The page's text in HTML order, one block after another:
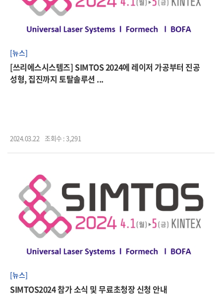
[뉴스]
[쓰리에스시스템즈] SIMTOS 2024에 레이저 가공부터 진공
성형, 집진까지 토탈솔루션 ...
2024.03.22 조회수 : 3,291
[뉴스]
SIMTOS2024 참가 소식 및 무료초청장 신청 안내